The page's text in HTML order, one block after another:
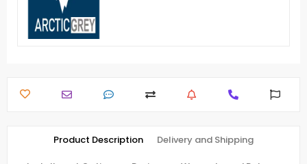
Product Description Delivery and Shipping